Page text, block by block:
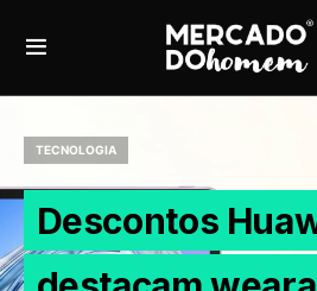
TECNOLOGIA
Descontos